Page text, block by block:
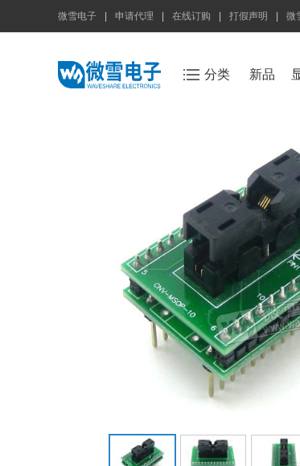
微雪电子 申请代理 在线订购 打假声明 微
分类 新品